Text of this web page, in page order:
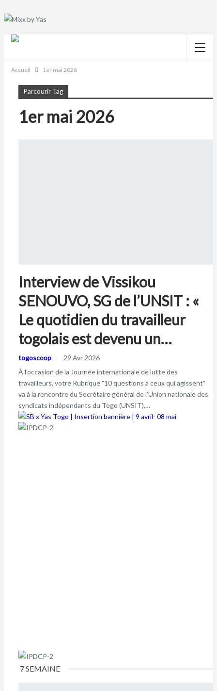
Accueil 1er mai 2026
Parcourir Tag
1er mai 2026
Interview de Vissikou
SENOUVO, SG de l’UNSIT : «
Le quotidien du travailleur
togolais est devenu un…
togoscoop
29 Avr 2026
À l’occasion de la Journée internationale de lutte des
travailleurs, votre Rubrique "10 questions à ceux qui agissent"
va à la rencontre du Secrétaire général de l’Union nationale des
syndicats indépendants du Togo (UNSIT),…
7 SEMAINE